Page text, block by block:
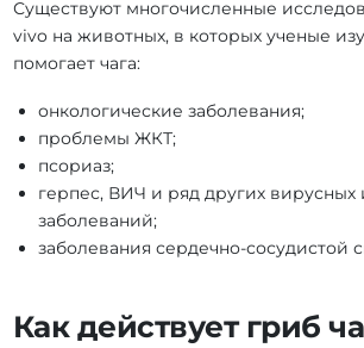
Существуют многочисленные
vivo на животных, в которых ученые
помогает чага:
онкологические заболевания;
проблемы ЖКТ;
псориаз;
герпес, ВИЧ и ряд других вирусных
заболеваний;
заболевания сердечно-сосудистой
Как действует гриб